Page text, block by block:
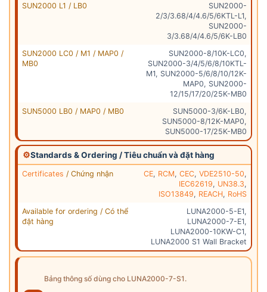
SUN2000 L1 / LB0
SUN2000-
2/3/3.68/4/4.6/5/6KTL-L1,
SUN2000-
3/3.68/4/4.6/5/6K-LB0
SUN2000 LC0 / M1 / MAP0 /
MB0
SUN2000-8/10K-LC0,
SUN2000-3/4/5/6/8/10KTL-
M1, SUN2000-5/6/8/10/12K-
MAP0, SUN2000-
12/15/17/20/25K-MB0
SUN5000 LB0 / MAP0 / MB0
SUN5000-3/6K-LB0,
SUN5000-8/12K-MAP0,
SUN5000-17/25K-MB0
⚙Standards & Ordering / Tiêu chuẩn và đặt hàng
Certificates / Chứng nhận CE, RCM, CEC, VDE2510-50,
IEC62619, UN38.3,
ISO13849, REACH, RoHS
Available for ordering / Có thể
đặt hàng
LUNA2000-5-E1,
LUNA2000-7-E1,
LUNA2000-10KW-C1,
LUNA2000 S1 Wall Bracket
Bảng thông số dùng cho LUNA2000-7-S1.